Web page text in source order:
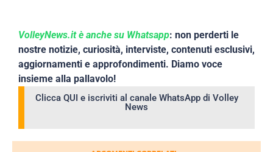
VolleyNews.it è anche su Whatsapp: non perderti le
nostre notizie, curiosità, interviste, contenuti esclusivi,
aggiornamenti e approfondimenti. Diamo voce
insieme alla pallavolo!
Clicca QUI e iscriviti al canale WhatsApp di Volley
News